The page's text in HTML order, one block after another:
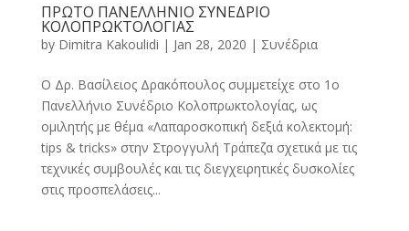
ΠΡΩΤΟ ΠΑΝΕΛΛΗΝΙΟ ΣΥΝΕΔΡΙΟ
ΚΟΛΟΠΡΩΚΤΟΛΟΓΙΑΣ
by Dimitra Kakoulidi | Jan 28, 2020 | Συνέδρια
Ο Δρ. Βασίλειος Δρακόπουλος συμμετείχε στο 1ο
Πανελλήνιο Συνέδριο Κολοπρωκτολογίας, ως
ομιλητής με θέμα «Λαπαροσκοπική δεξιά κολεκτομή:
tips & tricks» στην Στρογγυλή Τράπεζα σχετικά με τις
τεχνικές συμβουλές και τις διεγχειρητικές δυσκολίες
στις προσπελάσεις...